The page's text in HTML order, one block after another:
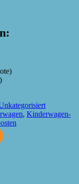
, Kinderwagen-